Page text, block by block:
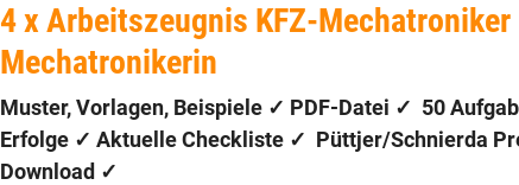
4 x Arbeitszeugnis KFZ-Mechatroniker
Mechatronikerin
Muster, Vorlagen, Beispiele ✓ PDF-Datei ✓ 50
Erfolge✓ Aktuelle Checkliste ✓
Püttjer/Schnierda
Download ✓